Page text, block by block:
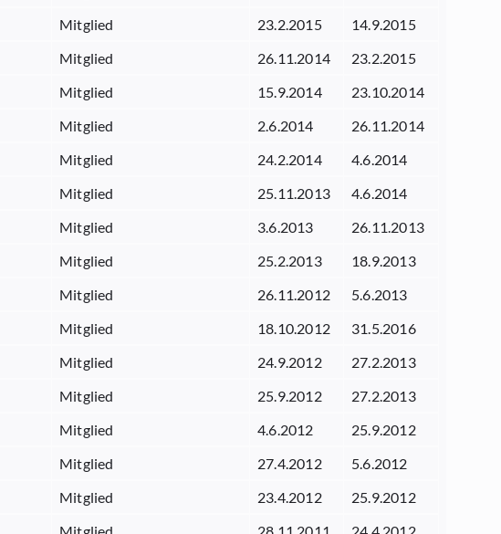
Mitglied 23.2.2015
14.9.2015
Mitglied 26.11.2014
23.2.2015
Mitglied 15.9.2014
23.10.2014
Mitglied 2.6.2014
26.11.2014
Mitglied 24.2.2014
4.6.2014
Mitglied 25.11.2013
4.6.2014
Mitglied 3.6.2013
26.11.2013
Mitglied 25.2.2013
18.9.2013
Mitglied 26.11.2012
5.6.2013
Mitglied 18.10.2012
31.5.2016
Mitglied 24.9.2012
27.2.2013
Mitglied 25.9.2012
27.2.2013
Mitglied 4.6.2012
25.9.2012
Mitglied 27.4.2012
5.6.2012
Mitglied 23.4.2012
25.9.2012